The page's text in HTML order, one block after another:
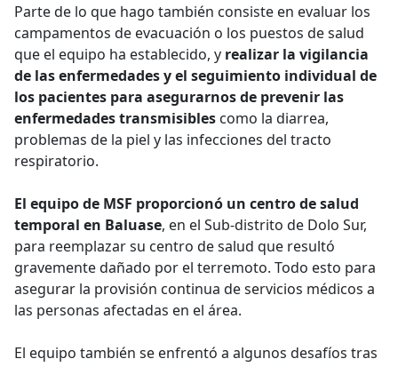
Parte de lo que hago también consiste en evaluar los
campamentos de evacuación o los puestos de salud
que el equipo ha establecido, y realizar la vigilancia
de las enfermedades y el seguimiento individual de
los pacientes para asegurarnos de prevenir las
enfermedades transmisibles como la diarrea,
problemas de la piel y las infecciones del tracto
respiratorio.
El equipo de MSF proporcionó un centro de salud
temporal en Baluase, en el Sub-distrito de Dolo Sur,
para reemplazar su centro de salud que resultó
gravemente dañado por el terremoto. Todo esto para
asegurar la provisión continua de servicios médicos a
las personas afectadas en el área.
El equipo también se enfrentó a algunos desafíos tras